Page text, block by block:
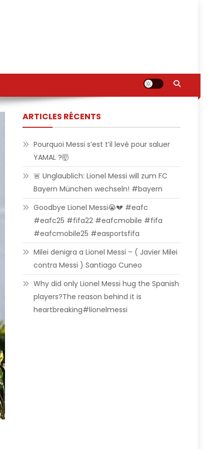
ARTICLES RÉCENTS
Pourquoi Messi s’est t’il levé pour saluer
YAMAL ?🤯
🚨 Unglaublich: Lionel Messi will zum FC
Bayern München wechseln! #bayern
Goodbye Lionel Messi😭💔 #eafc
#eafc25 #fifa22 #eafcmobile #fifa
#eafcmobile25 #easportsfifa
Milei denigra a Lionel Messi – ( Javier Milei
contra Messi ) Santiago Cuneo
Why did only Lionel Messi hug the Spanish
players?The reason behind it is
heartbreaking#lionelmessi